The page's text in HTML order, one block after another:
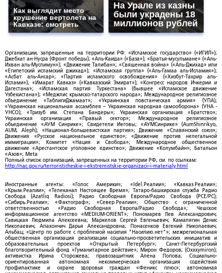
Как выглядит место
крушение вертолета на
Кавказе: смотреть
На Урале из казны
были украдены 18
миллионов рублей
Организации, запрещенные на территории РФ: «Исламское государство» («ИГИЛ»);
Джебхат ан-Нусра (Фронт победы); «Аль-Каида» («База»); «Братья-мусульмане» («Аль-
Ихван аль-Муслимун»); «Движение Талибан»; «Священная война» («Аль-Джихад» или
«Египетский исламский джихад»); «Исламская группа» («Аль-Гамаа аль-Исламия»);
«Асбат аль-Ансар»; «Партия исламского освобождения» («Хизбут-Тахрир аль-
Ислами»); «Имарат Кавказ» («Кавказский Эмират»); «Конгресс народов Ичкерии и
Дагестана»; «Исламская партия Туркестана» (бывшее «Исламское движение
Узбекистана»); «Меджлис крымско-татарского народа»; Международное религиозное
объединение «ТаблигиДжамаат»; «Украинская повстанческая армия» (УПА);
«Украинская национальная ассамблея – Украинская народная самооборона» (УНА -
УНСО); «Тризуб им. Степана Бандеры»; Украинская организация «Братство»;
Украинская организация «Правый сектор»; Международное религиозное
объединение «АУМ Синрике»; Свидетели Иеговы; «АУМСинрике» (AumShinrikyo,
AUM, Aleph); «Национал-большевистская партия»; Движение «Славянский союз»;
Движения «Русское национальное единство»; «Движение против нелегальной
иммиграции»; Комитет «Нация и Свобода»; Международное общественное
движение «Арестантское уголовное единство»; Движение «Колумбайн»; Батальон
«Азов»; Meta
Полный список организаций, запрещенных на территории РФ, см. по ссылкам:
http://nac.gov.ru/terroristicheskie-i-ekstremistskie-organizacii-i-materialy.html
Иностранные агенты: «Голос Америки»; «Idel.Реалии»; «Кавказ.Реалии»;
«Крым.Реалии»; «Телеканал Настоящее Время»; Татаро-башкирская служба Радио
Свобода (Azatliq Radiosi); Радио Свободная Европа/Радио Свобода (PCE/PC);
«Сибирь.Реалии»; «Фактограф»; «Север.Реалии»; Общество с ограниченной
ответственностью «Радио Свободная Европа/Радио Свобода»; Чешское
информационное агентство «MEDIUM-ORIENT»; Пономарев Лев Александрович;
Савицкая Людмила Алексеевна; Маркелов Сергей Евгеньевич; Камалягин Денис
Николаевич; Апахончич Дарья Александровна; Понасенков Евгений Николаевич;
Альбац; «Центр по работе с проблемой насилия "Насилию.нет"»; межрегиональная
общественная организация реализации социально-просветительских инициатив и
образовательных проектов «Открытый Петербург»; Санкт-Петербургский
благотворительный фонд «Гуманитарное действие»; Мирон Федоров; (Oxxxymiron);
активистка Ирина Сторожева; правозащитник Алена Попова; Социально-
ориентированная автономная некоммерческая организация содействия
профилактике и охране здоровья граждан «Феникс плюс»; автономная